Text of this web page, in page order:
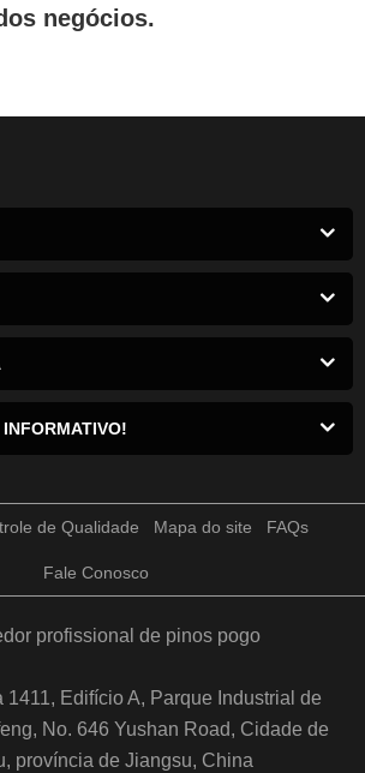
negócios.
de Qualidade Mapa do site FAQs
Fale Conosco
profissional de pinos pogo
1411, Edifício A, Parque Industrial de
No. 646 Yushan Road, Cidade de
província de Jiangsu, China